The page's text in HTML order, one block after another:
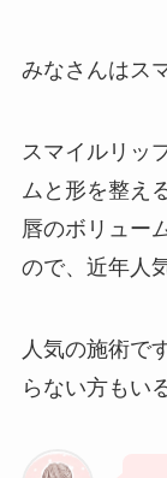
みなさんはス
スマイルリッ
ムと形を整え
唇のボリュー
ので、近年人
人気の施術で
らない方もい